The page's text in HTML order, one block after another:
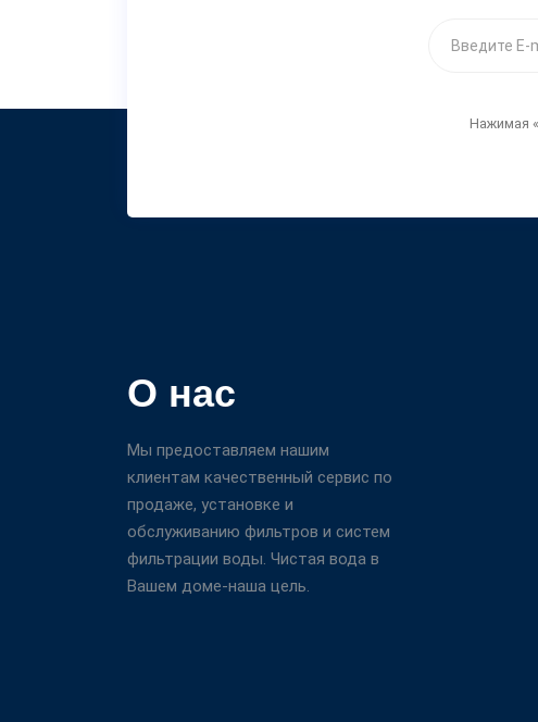
Нажимая
О нас
Мы предоставляем нашим
клиентам качественный сервис по
продаже, установке и
обслуживанию фильтров и систем
фильтрации воды. Чистая вода в
Вашем доме-наша цель.